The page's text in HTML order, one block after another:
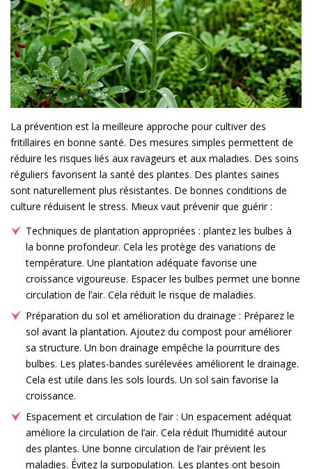
La prévention est la meilleure approche pour cultiver des
fritillaires en bonne santé. Des mesures simples permettent de
réduire les risques liés aux ravageurs et aux maladies. Des soins
réguliers favorisent la santé des plantes. Des plantes saines
sont naturellement plus résistantes. De bonnes conditions de
culture réduisent le stress. Mieux vaut prévenir que guérir :
Techniques de plantation appropriées : plantez les bulbes à
la bonne profondeur. Cela les protège des variations de
température. Une plantation adéquate favorise une
croissance vigoureuse. Espacer les bulbes permet une bonne
circulation de l’air. Cela réduit le risque de maladies.
Préparation du sol et amélioration du drainage : Préparez le
sol avant la plantation. Ajoutez du compost pour améliorer
sa structure. Un bon drainage empêche la pourriture des
bulbes. Les plates-bandes surélevées améliorent le drainage.
Cela est utile dans les sols lourds. Un sol sain favorise la
croissance.
Espacement et circulation de l’air : Un espacement adéquat
améliore la circulation de l’air. Cela réduit l’humidité autour
des plantes. Une bonne circulation de l’air prévient les
maladies. Évitez la surpopulation. Les plantes ont besoin